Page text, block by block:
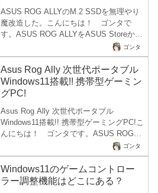
クリーンにしてくれるので、追加でもう2
台購入しました。これで、寝室や作業部
屋・リビングといったゴンタが出没する
エリアをクリーンに保てると、嫁がゴン
タ以上に大喜びしております。（加齢...
ASUS ROG ALLYのM.2 SSDを無理やり
魔改造した。こんにちは！ ゴンタで
す。ASUS ROG ALLYをASUS Storeから
販売初日に手に入れて現在まで、使い倒
しているゴンタですがもともとのSSDの
容量が512GBしか搭載されていないの
で、載せ換え（換装・交換）を計画する
もM.2 2230サイズのSSDは数が少なく値
無理やり乗せる魔改造を行ったので、そ
の交換と使用したものなどを詳細に記事
にしてみました。この改造は当然のこと
ゴンタ
Asus Rog Ally 次世代ポータブル
Windows11搭載!! 携帯型ゲーミン
グPC!
Asus Rog Ally 次世代ポータブル
Windows11搭載!! 携帯型ゲーミングPC!こ
んにちは！ ゴンタです。ASUS ROG
ALLY AMD Ryzen Z1 Extreme 512GBの
モデルをゴンタ目線でレビュー紹介して
います。巷ではいろんな会社からポータ
ブルゲーム機が販売されていますが、
ゴンタ
Windows11のゲームコントロー
ラー調整機能はどこにある？